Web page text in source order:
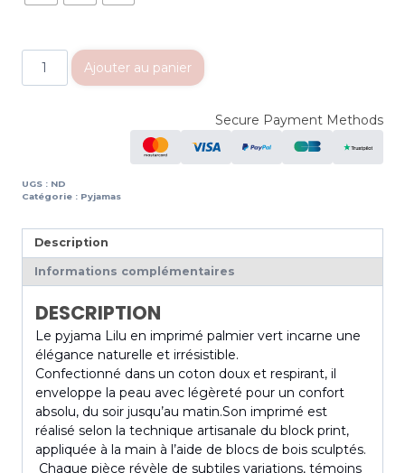
Ajouter au panier
Secure Payment Methods
UGS : ND
Catégorie : Pyjamas
Description
Informations complémentaires
DESCRIPTION
Le pyjama Lilu en imprimé palmier vert incarne une
élégance naturelle et irrésistible.
Confectionné dans un coton doux et respirant, il
enveloppe la peau avec légèreté pour un confort
absolu, du soir jusqu’au matin.Son imprimé est
réalisé selon la technique artisanale du block print,
appliquée à la main à l’aide de blocs de bois sculptés.
Chaque pièce révèle de subtiles variations, témoins